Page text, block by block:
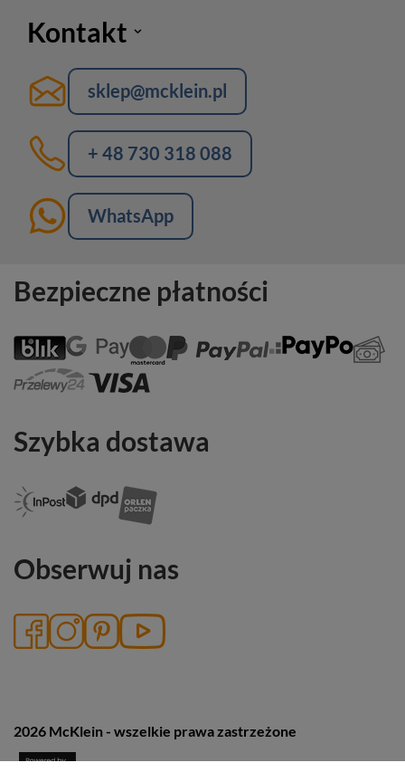
Kontakt
sklep@mcklein.pl
+ 48 730 318 088
WhatsApp
Bezpieczne płatności
Szybka dostawa
Obserwuj nas
2026 McKlein - wszelkie prawa zastrzeżone